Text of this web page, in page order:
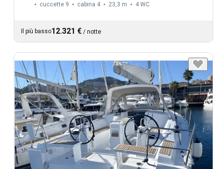
cuccette 9 cabina 4 23,3 m 4 WC
Il più basso12.321 € / notte